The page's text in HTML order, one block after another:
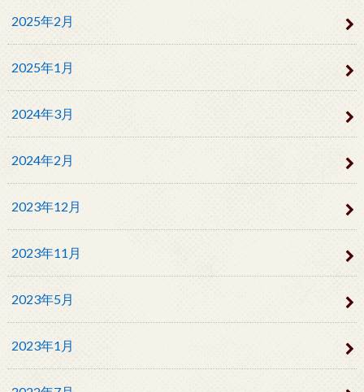
2025年2月
2025年1月
2024年3月
2024年2月
2023年12月
2023年11月
2023年5月
2023年1月